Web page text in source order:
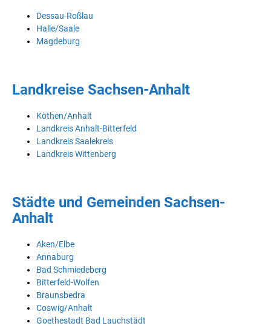
Dessau-Roßlau
Halle/Saale
Magdeburg
Landkreise Sachsen-Anhalt
Köthen/Anhalt
Landkreis Anhalt-Bitterfeld
Landkreis Saalekreis
Landkreis Wittenberg
Städte und Gemeinden Sachsen-
Anhalt
Aken/Elbe
Annaburg
Bad Schmiedeberg
Bitterfeld-Wolfen
Braunsbedra
Coswig/Anhalt
Goethestadt Bad Lauchstädt